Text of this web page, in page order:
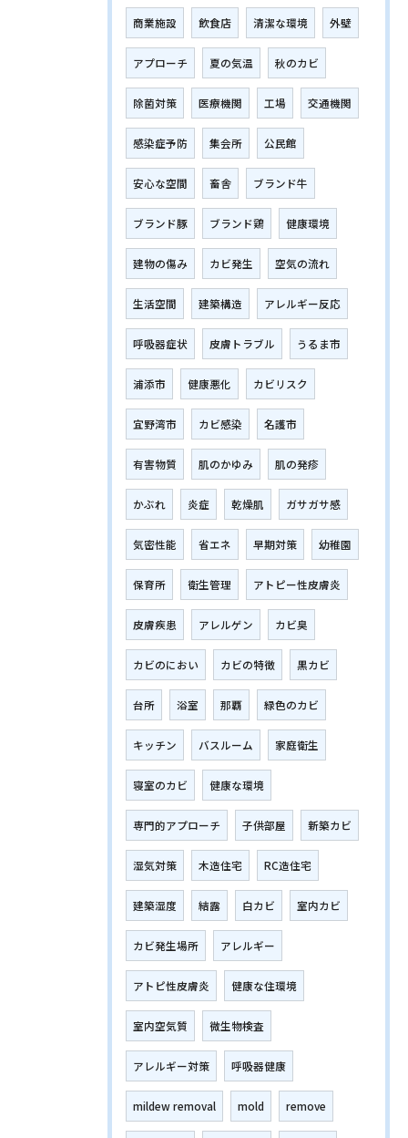
商業施設 飲食店 清潔な環境 外壁
アプローチ 夏の気温 秋のカビ
除菌対策 医療機関 工場 交通機関
感染症予防 集会所 公民館
安心な空間 畜舎 ブランド牛
ブランド豚 ブランド鶏 健康環境
建物の傷み カビ発生 空気の流れ
生活空間 建築構造 アレルギー反応
呼吸器症状 皮膚トラブル うるま市
浦添市 健康悪化 カビリスク
宜野湾市 カビ感染 名護市
有害物質 肌のかゆみ 肌の発疹
かぶれ 炎症 乾燥肌 ガサガサ感
気密性能 省エネ 早期対策 幼稚園
保育所 衛生管理 アトピー性皮膚炎
皮膚疾患 アレルゲン カビ臭
カビのにおい カビの特徴 黒カビ
台所 浴室 那覇 緑色のカビ
キッチン バスルーム 家庭衛生
寝室のカビ 健康な環境
専門的アプローチ 子供部屋 新築カビ
湿気対策 木造住宅 RC造住宅
建築湿度 結露 白カビ 室内カビ
カビ発生場所 アレルギー
アトピ性皮膚炎 健康な住環境
室内空気質 微生物検査
アレルギー対策 呼吸器健康
mildew removal mold remove